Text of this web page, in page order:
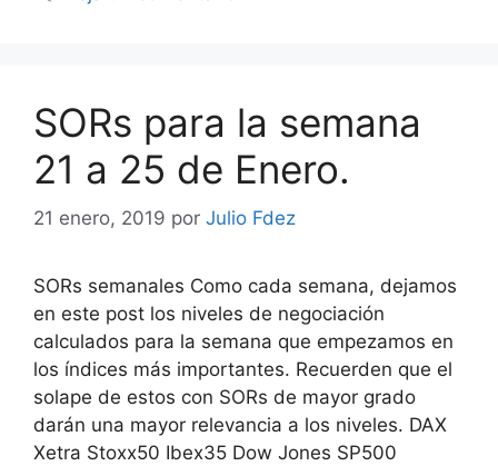
SORs para la semana
21 a 25 de Enero.
21 enero, 2019 por Julio Fdez
SORs semanales Como cada semana, dejamos
en este post los niveles de negociación
calculados para la semana que empezamos en
los índices más importantes. Recuerden que el
solape de estos con SORs de mayor grado
darán una mayor relevancia a los niveles. DAX
Xetra Stoxx50 Ibex35 Dow Jones SP500